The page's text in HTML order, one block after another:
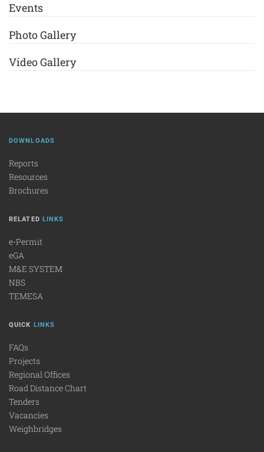
Events
Photo Gallery
Video Gallery
DOWNLOADS
Reports
Resources
Brochures
RELATED LINKS
e-Permit
eGA
M&E SYSTEM
NBS
TEMESA
QUICK LINKS
FAQs
Projects
Regional Offices
Road Distance Chart
Tenders
Vacancies
Weighbridges